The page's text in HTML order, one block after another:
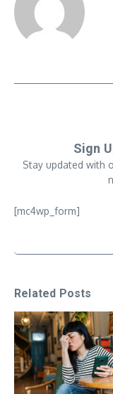
Sign
Stay updated with
[mc4wp_form]
Related Posts